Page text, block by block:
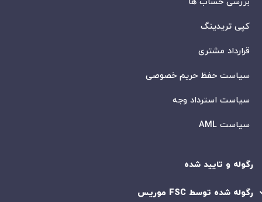
کپی تریدینگ
قرارداد مشتری
سیاست حفظ حریم خصوصی
سیاست استرداد وجه
سیاست AML
رگوله و تایید شده
رگوله شده توسط FSC موریس